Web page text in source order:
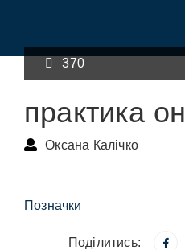
370
практика
Оксана Калічко
Позначки
Поділитись: